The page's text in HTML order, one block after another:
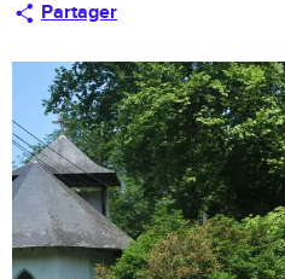
Partager